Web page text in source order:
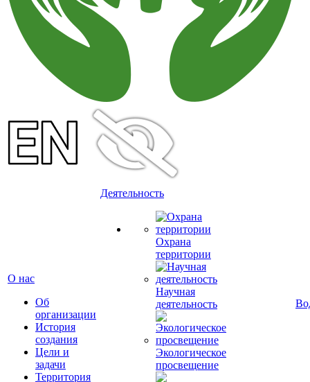
О нас
Об
организации
История
создания
Цели и
задачи
Территория
Деятельность
Охрана
территории
Научная
деятельность
Экологическое
просвещение